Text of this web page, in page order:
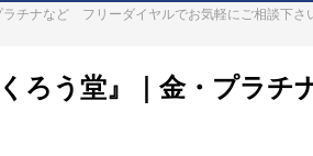
ナなど フリーダイヤルでお気軽にご相談下さ
ろう堂』｜金・プラチ